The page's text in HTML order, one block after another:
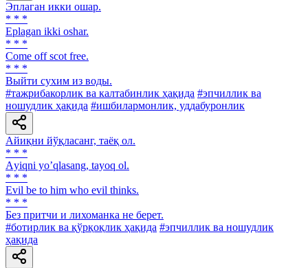
Эплаган икки ошар.
* * *
Eplagan ikki oshar.
* * *
Come off scot free.
* * *
Выйти сухим из воды.
#тажрибакорлик ва калтабинлик ҳақида #эпчиллик ва
ношудлик ҳақида #ишбилармонлик, уддабуронлик
Айиқни йўқласанг, таёқ ол.
* * *
Аyiqni yoʼqlasang, tayoq ol.
* * *
Evil be to him who evil thinks.
* * *
Без притчи и лихоманка не берет.
#ботирлик ва қўрқоқлик ҳақида #эпчиллик ва ношудлик
ҳақида